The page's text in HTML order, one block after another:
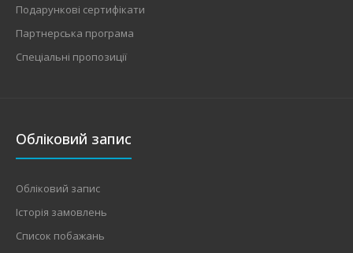
Подарункові сертифікати
Партнерська програма
Спеціальні пропозиції
Обліковий запис
Обліковий запис
Історія замовлень
Список побажань